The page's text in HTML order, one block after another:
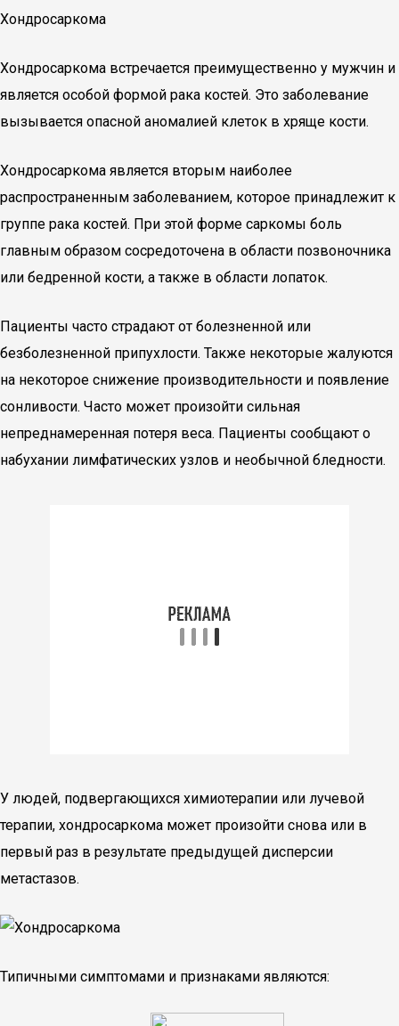
Хондросаркома
Хондросаркома встречается преимущественно у мужчин и
является особой формой рака костей. Это заболевание
вызывается опасной аномалией клеток в хряще кости.
Хондросаркома является вторым наиболее
распространенным заболеванием, которое принадлежит к
группе рака костей. При этой форме саркомы боль
главным образом сосредоточена в области позвоночника
или бедренной кости, а также в области лопаток.
Пациенты часто страдают от болезненной или
безболезненной припухлости. Также некоторые жалуются
на некоторое снижение производительности и появление
сонливости. Часто может произойти сильная
непреднамеренная потеря веса. Пациенты сообщают о
набухании лимфатических узлов и необычной бледности.
У людей, подвергающихся химиотерапии или лучевой
терапии, хондросаркома может произойти снова или в
первый раз в результате предыдущей дисперсии
метастазов.
Типичными симптомами и признаками являются: